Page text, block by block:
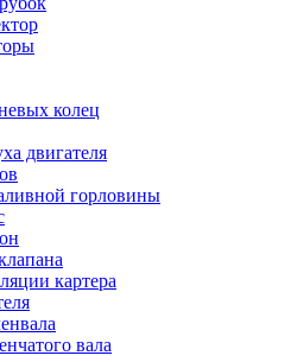
колец
двигателя
горловины
картера
вала